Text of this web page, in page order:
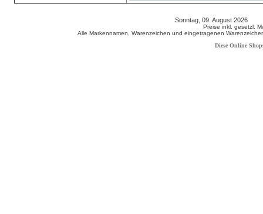
Sonntag, 09. August 2026
Preise inkl. gesetzl.
Alle Markennamen, Warenzeichen und eingetragenen
Diese Online